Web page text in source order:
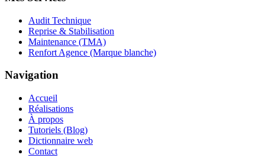
Audit Technique
Reprise & Stabilisation
Maintenance (TMA)
Renfort Agence (Marque blanche)
Navigation
Accueil
Réalisations
À propos
Tutoriels (Blog)
Dictionnaire web
Contact